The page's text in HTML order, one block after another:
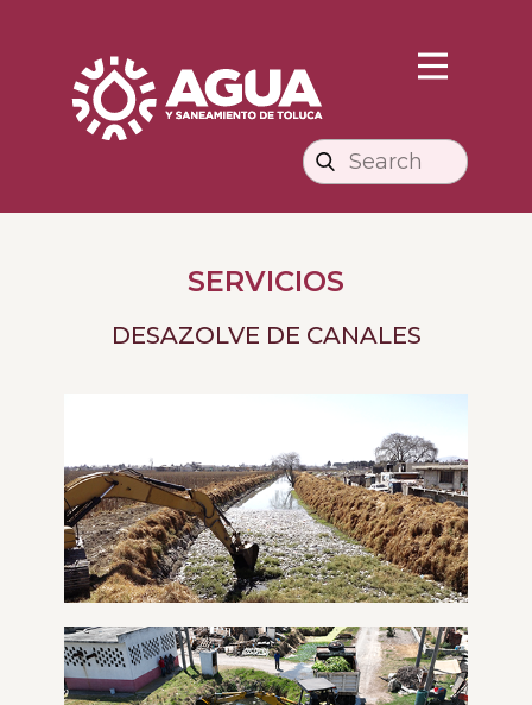
SERV​ICIOS
DESAZOLVE DE CANALES